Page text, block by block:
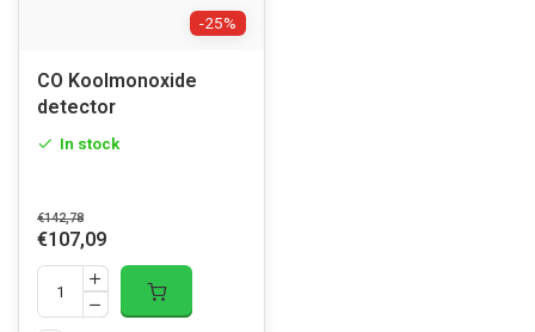
-25%
CO Koolmonoxide
detector
In stock
€142,78
€107,09